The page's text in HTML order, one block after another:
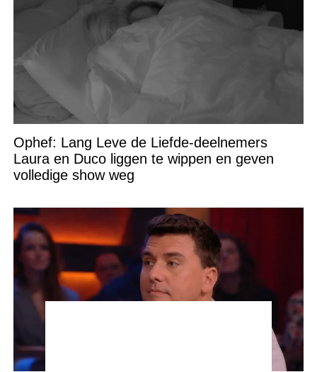
Ophef: Lang Leve de Liefde-deelnemers
Laura en Duco liggen te wippen en geven
volledige show weg